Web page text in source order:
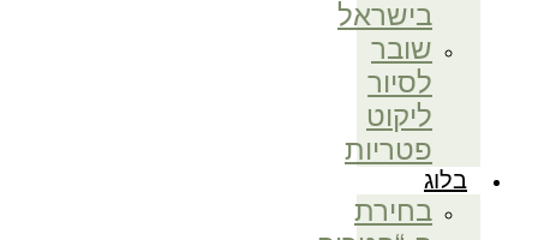
בישראל
שובר
לסיור
ליקוט
פטריות
בלוג
בחירת